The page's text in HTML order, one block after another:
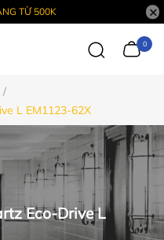
TỪ 500K
0
/
L EM1123-62X
Eco-Drive L